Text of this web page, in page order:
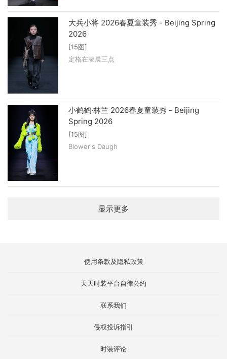
大兵小将 2026春夏童装秀 - Beijing Spring
2026
[15图]
定格在凌晨三点
小鹤鹤·林兰 2026春夏童装秀 - Beijing
Spring 2026
[15图]
Blower's Daugh
显示更多
使用条款及隐私政策
天天时装平台自律公约
联系我们
侵权投诉指引
时装评论